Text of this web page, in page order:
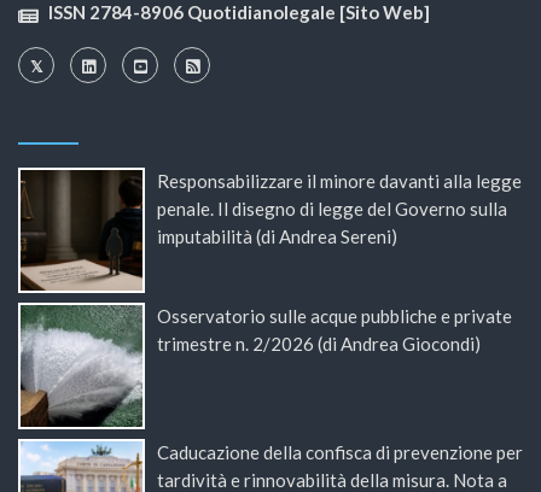
ISSN 2784-8906 Quotidianolegale [Sito Web]
Responsabilizzare il minore davanti alla legge
penale. Il disegno di legge del Governo sulla
imputabilità (di Andrea Sereni)
Osservatorio sulle acque pubbliche e private
trimestre n. 2/2026 (di Andrea Giocondi)
Caducazione della confisca di prevenzione per
tardività e rinnovabilità della misura. Nota a